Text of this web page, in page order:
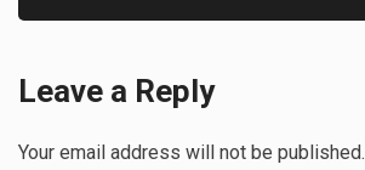
Leave a Reply
Your email address will not be published.